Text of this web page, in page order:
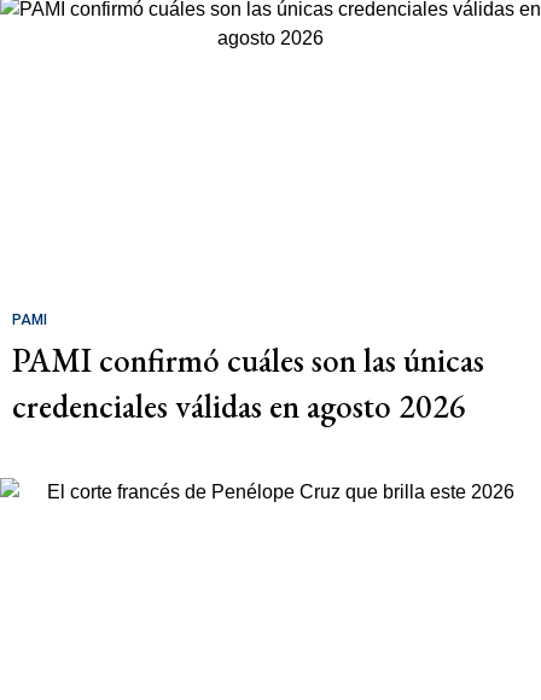
PAMI
PAMI confirmó cuáles son las únicas
credenciales válidas en agosto 2026